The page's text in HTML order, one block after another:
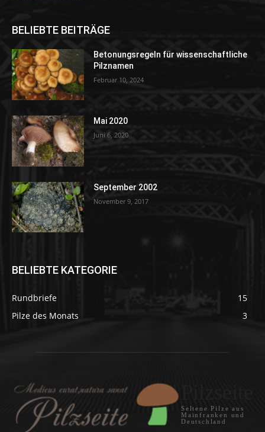
BELIEBTE BEITRÄGE
Betonungsregeln für wissenschaftliche
Pilznamen
Februar 10, 2024
Mai 2020
Juni 6, 2020
September 2002
November 9, 2017
BELIEBTE KATEGORIE
Rundbriefe
15
Pilze des Monats
3
Seltene Pilze aus
Mainfranken und
Deutschland